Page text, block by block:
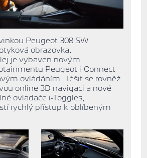
Peugeot 308 SW
obrazovka.
je vybaven novým
Peugeot i-Connect
ovládáním. Těšit se rovněž
online 3D navigaci a nové
ovladače i-Toggles,
rychlý přístup k oblíbeným